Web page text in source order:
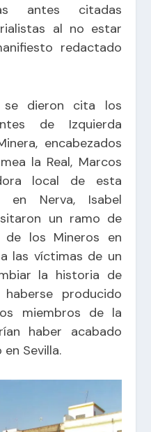
antes citadas
al no estar
redactado
dieron cita los
de Izquierda
encabezados
la Real, Marcos
local de esta
en Nerva, Isabel
un ramo de
los Mineros en
las víctimas de un
la historia de
producido
miembros de la
haber acabado
Sevilla.